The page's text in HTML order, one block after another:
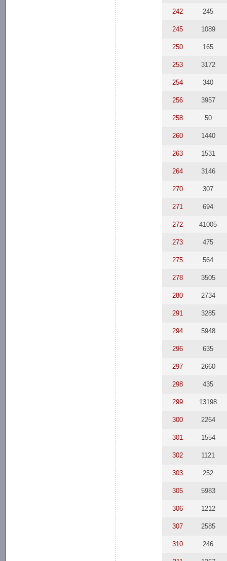
242 245
245 1089
250 165
253 3172
254 340
256 3957
258 50
260 1440
263 1531
264 3146
270 307
271 694
272 41005
273 475
275 564
278 3505
280 2734
291 3285
294 5948
296 635
297 2660
298 435
299 13198
300 2264
301 1554
302 1121
303 252
305 5983
306 1212
307 2585
310 246